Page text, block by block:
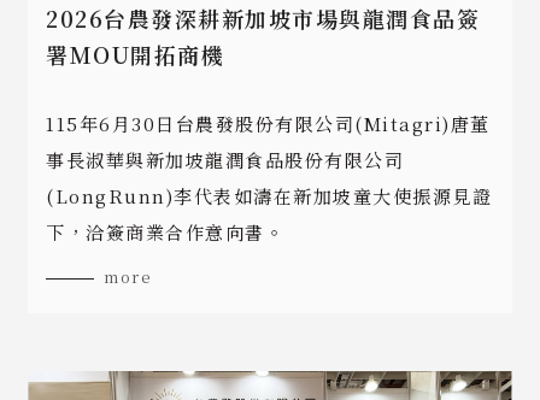
2026台農發深耕新加坡市場與龍潤食品簽
署MOU開拓商機
115年6月30日台農發股份有限公司(Mitagri)唐董
事長淑華與新加坡龍潤食品股份有限公司
(LongRunn)李代表如濤在新加坡童大使振源見證
下，洽簽商業合作意向書。
more